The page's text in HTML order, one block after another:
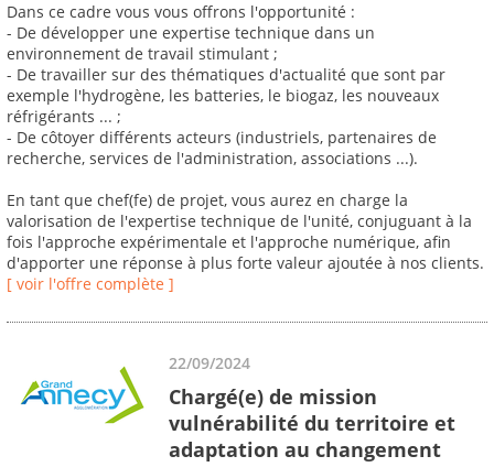
Dans ce cadre vous vous offrons l'opportunité :
- De développer une expertise technique dans un
environnement de travail stimulant ;
- De travailler sur des thématiques d'actualité que sont par
exemple l'hydrogène, les batteries, le biogaz, les nouveaux
réfrigérants ... ;
- De côtoyer différents acteurs (industriels, partenaires de
recherche, services de l'administration, associations ...).
En tant que chef(fe) de projet, vous aurez en charge la
valorisation de l'expertise technique de l'unité, conjuguant à la
fois l'approche expérimentale et l'approche numérique, afin
d'apporter une réponse à plus forte valeur ajoutée à nos clients.
[ voir l'offre complète ]
22/09/2024
Chargé(e) de mission
vulnérabilité du territoire et
adaptation au changement